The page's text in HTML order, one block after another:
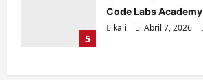
5
Code Labs Academy
kali
Abril 7, 2026